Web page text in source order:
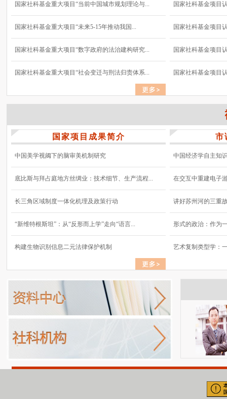
国家社科基金重大项目“当前中国城市规划理论与...
国家社科基金重大项目“未来5-15年推动我国...
国家社科基金重大项目“数字政府的法治建构研究...
国家社科基金重大项目“社会变迁与刑法归责体系...
国家社科基金项目
国家社科基金项目
国家社科基金项目
国家社科基金项目
国家项目成果简介
中国美学视阈下的脑审美机制研究
底比斯与拜占庭地方丝绸业：技术细节、生产流程...
长三角区域制度一体化机理及政策行动
“新维特根斯坦”：从“反形而上学”走向“语言...
构建生物识别信息二元法律保护机制
市
中国经济学自主知
在交互中重建电子
讲好苏州河的三重
形式的政治：作为
艺术复制类型学：